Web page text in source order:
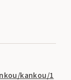
kankou/1